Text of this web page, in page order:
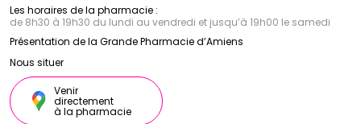
Les horaires de la pharmacie :
de 8h30 à 19h30 du lundi au vendredi et jusqu’à 19h00 le samedi
Présentation de la Grande Pharmacie d’Amiens
Nous situer
Venir
directement
à la pharmacie